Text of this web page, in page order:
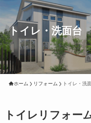
トイレ・洗面台
ホーム リフォーム トイレ・洗
トイレリフォー